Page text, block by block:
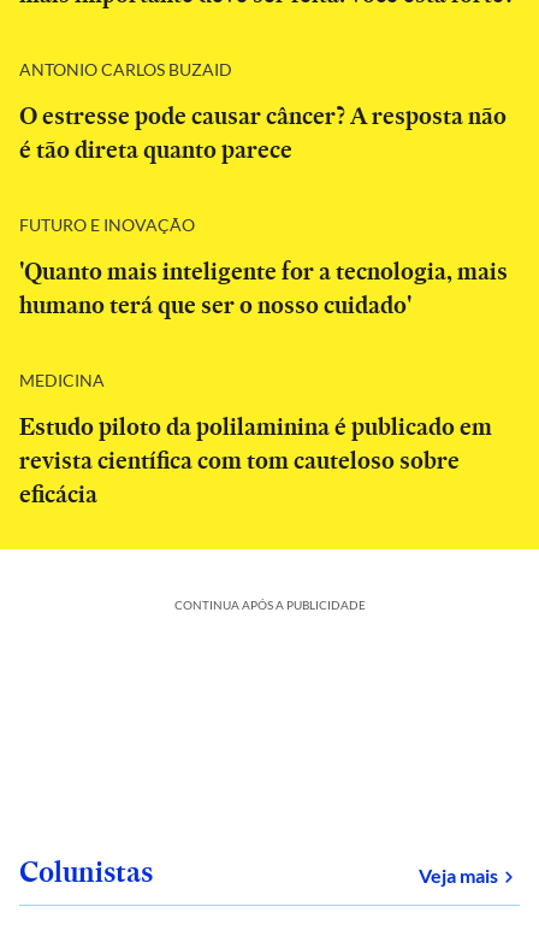
ANTONIO CARLOS BUZAID
O estresse pode causar câncer? A resposta não
é tão direta quanto parece
FUTURO E INOVAÇÃO
'Quanto mais inteligente for a tecnologia, mais
humano terá que ser o nosso cuidado'
MEDICINA
Estudo piloto da polilaminina é publicado em
revista científica com tom cauteloso sobre
eficácia
CONTINUA APÓS A PUBLICIDADE
Colunistas Veja mais